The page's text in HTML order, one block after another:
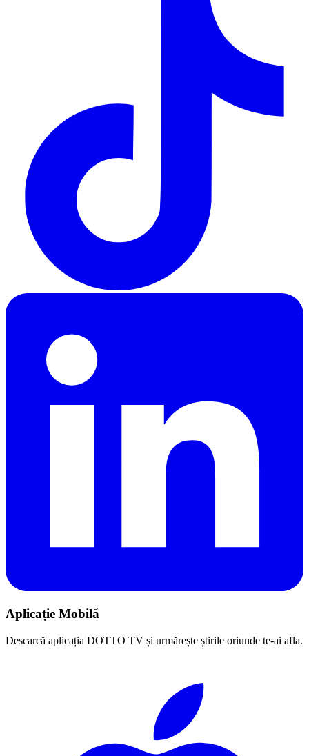
Aplicație Mobilă
Descarcă aplicația DOTTO TV și urmărește știrile oriunde te-ai afla.